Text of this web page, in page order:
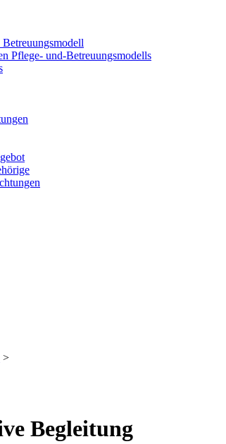
Pflege- und-Betreuungsmodells
>
Begleitung